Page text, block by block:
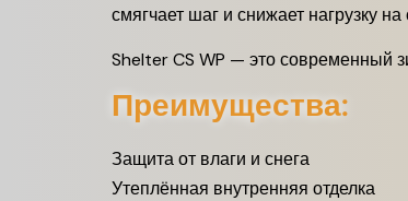
смягчает шаг и снижает нагрузку на
Shelter CS WP — это современный
Преимущества:
Защита от влаги и снега
Утеплённая внутренняя отделка